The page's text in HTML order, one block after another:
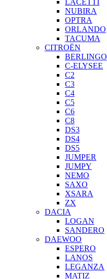
LACETTI
NUBIRA
OPTRA
ORLANDO
TACUMA
CITROËN
BERLINGO
C-ELYSEE
C2
C3
C4
C5
C6
C8
DS3
DS4
DS5
JUMPER
JUMPY
NEMO
SAXO
XSARA
ZX
DACIA
LOGAN
SANDERO
DAEWOO
ESPERO
LANOS
LEGANZA
MATIZ